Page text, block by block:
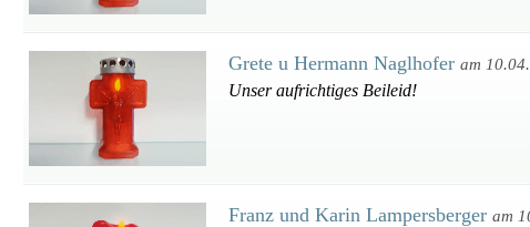
Grete u Hermann Naglhofer am
Unser aufrichtiges Beileid!
Franz und Karin Lampersberger am